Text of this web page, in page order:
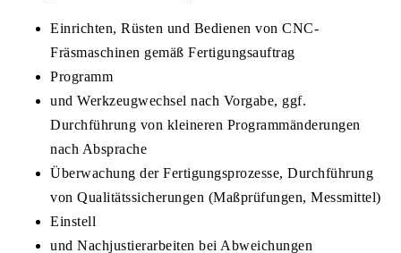
Einrichten, Rüsten und Bedienen von CNC-
Fräsmaschinen gemäß Fertigungsauftrag
Programm
und Werkzeugwechsel nach Vorgabe, ggf.
Durchführung von kleineren Programmänderungen
nach Absprache
Überwachung der Fertigungsprozesse, Durchführung
von Qualitätssicherungen (Maßprüfungen, Messmittel)
Einstell
und Nachjustierarbeiten bei Abweichungen